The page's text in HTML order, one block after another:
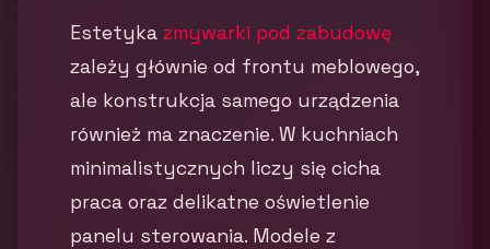
Estetyka zmywarki pod zabudowę
zależy głównie od frontu meblowego,
ale konstrukcja samego urządzenia
również ma znaczenie. W kuchniach
minimalistycznych liczy się cicha
praca oraz delikatne oświetlenie
panelu sterowania. Modele z